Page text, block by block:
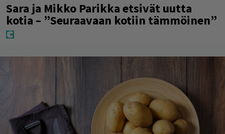
Sara ja Mikko Parikka etsivät uutta
kotia – ”Seuraavaan kotiin tämmöinen”